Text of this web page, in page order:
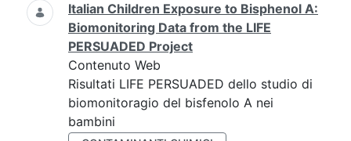
Italian Children Exposure to Bisphenol A:
Biomonitoring Data from the LIFE
PERSUADED Project
Contenuto Web
Risultati LIFE PERSUADED dello studio di
biomonitoragio del bisfenolo A nei
bambini